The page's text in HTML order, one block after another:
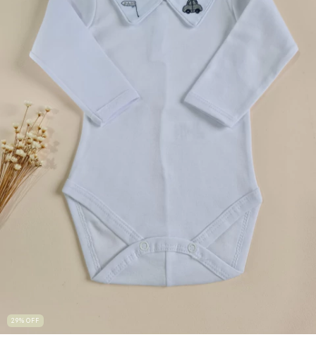
29% OFF